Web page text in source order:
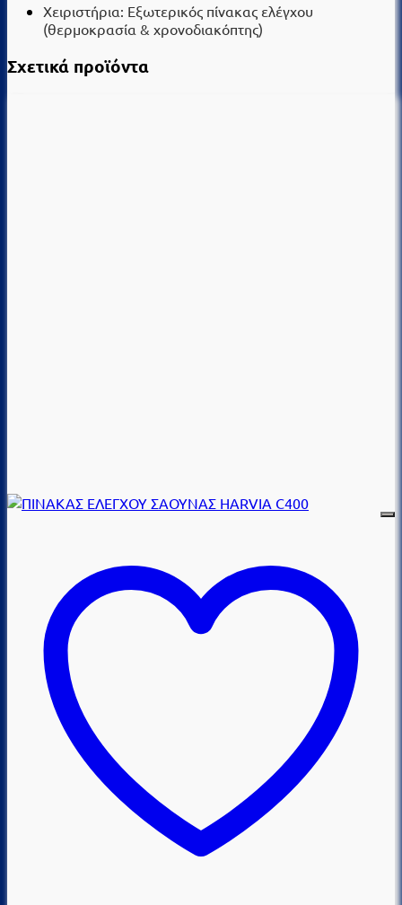
Χειριστήρια: Εξωτερικός πίνακας ελέγχου
(θερμοκρασία & χρονοδιακόπτης)
Σχετικά προϊόντα